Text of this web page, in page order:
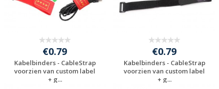
€0.79
Kabelbinders - CableStrap
voorzien van custom label
+ g...
€0.79
Kabelbinders - CableStrap
voorzien van custom label
+ g...